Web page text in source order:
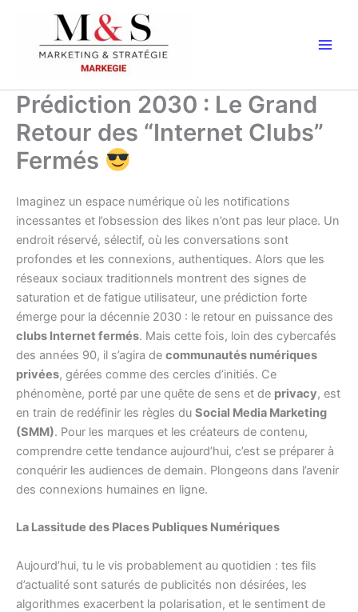
contenu
Prédiction 2030 : Le Grand
Retour des “Internet Clubs”
Fermés
Imaginez un espace numérique où les notifications
incessantes et l’obsession des likes n’ont pas leur place. Un
endroit réservé, sélectif, où les conversations sont
profondes et les connexions, authentiques. Alors que les
réseaux sociaux traditionnels montrent des signes de
saturation et de fatigue utilisateur, une prédiction forte
émerge pour la décennie 2030 : le retour en puissance des
clubs Internet fermés. Mais cette fois, loin des cybercafés
des années 90, il s’agira de communautés numériques
privées, gérées comme des cercles d’initiés. Ce
phénomène, porté par une quête de sens et de privacy, est
en train de redéfinir les règles du Social Media Marketing
(SMM). Pour les marques et les créateurs de contenu,
comprendre cette tendance aujourd’hui, c’est se préparer à
conquérir les audiences de demain. Plongeons dans l’avenir
des connexions humaines en ligne.
La Lassitude des Places Publiques Numériques
Aujourd’hui, tu le vis probablement au quotidien : tes fils
d’actualité sont saturés de publicités non désirées, les
algorithmes exacerbent la polarisation, et le sentiment de